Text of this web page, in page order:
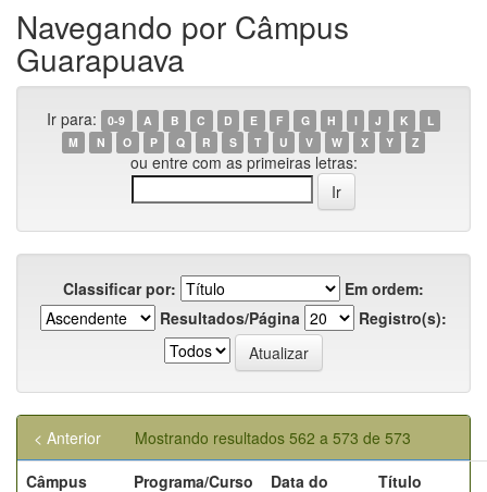
Navegando por Câmpus
Guarapuava
Ir para: 0-9 A B C D E F G H I J K
L
M
N O P Q R S T U V W X Y Z
ou entre com as primeiras letras:
Classificar por:
Em ordem:
Resultados/Página
Registro(s):
Mostrando resultados 562 a 573 de 573
< Anterior
Câmpus
Programa/Curso
Data do
Título